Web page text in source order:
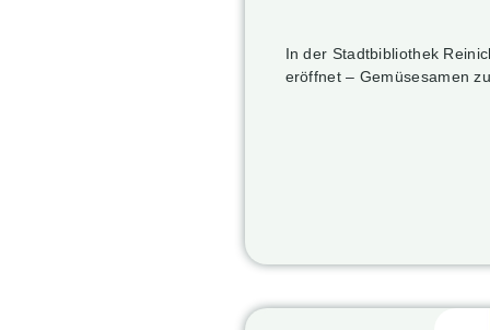
In der Stadtbibliothek
eröffnet – Gemüsesamen